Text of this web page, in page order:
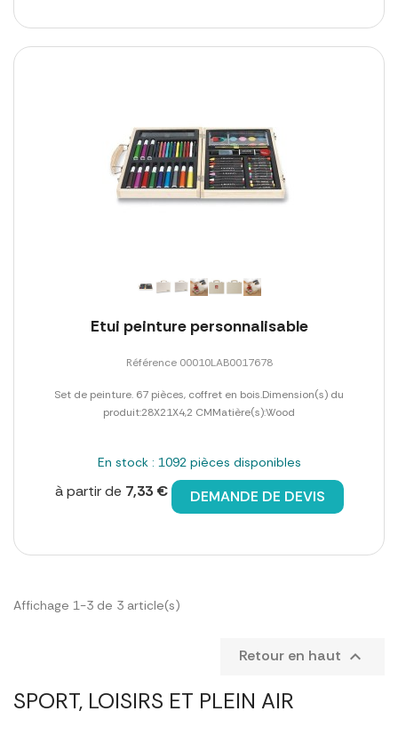
SPORT, LOISIRS ET PLEIN AIR
Etui peinture personnalisable
Référence 00010LAB0017678
Set de peinture. 67 pièces, coffret en bois.Dimension(s) du
produit:28X21X4,2 CMMatière(s):Wood
En stock : 1092 pièces disponibles
à partir de 7,33 € DEMANDE DE DEVIS
Affichage 1-3 de 3 article(s)
Retour en haut 